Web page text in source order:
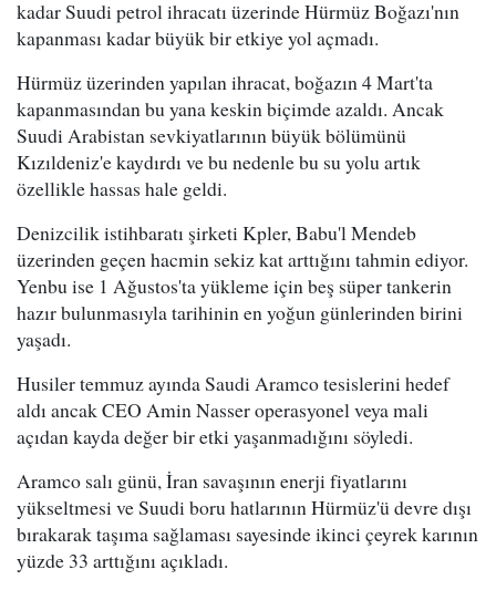
kadar Suudi petrol ihracatı üzerinde Hürmüz Boğazı'nın
kapanması kadar büyük bir etkiye yol açmadı.
Hürmüz üzerinden yapılan ihracat, boğazın 4 Mart'ta
kapanmasından bu yana keskin biçimde azaldı. Ancak
Suudi Arabistan sevkiyatlarının büyük bölümünü
Kızıldeniz'e kaydırdı ve bu nedenle bu su yolu artık
özellikle hassas hale geldi.
Denizcilik istihbaratı şirketi Kpler, Babu'l Mendeb
üzerinden geçen hacmin sekiz kat arttığını tahmin ediyor.
Yenbu ise 1 Ağustos'ta yükleme için beş süper tankerin
hazır bulunmasıyla tarihinin en yoğun günlerinden birini
yaşadı.
Husiler temmuz ayında Saudi Aramco tesislerini hedef
aldı ancak CEO Amin Nasser operasyonel veya mali
açıdan kayda değer bir etki yaşanmadığını söyledi.
Aramco salı günü, İran savaşının enerji fiyatlarını
yükseltmesi ve Suudi boru hatlarının Hürmüz'ü devre dışı
bırakarak taşıma sağlaması sayesinde ikinci çeyrek karının
yüzde 33 arttığını açıkladı.